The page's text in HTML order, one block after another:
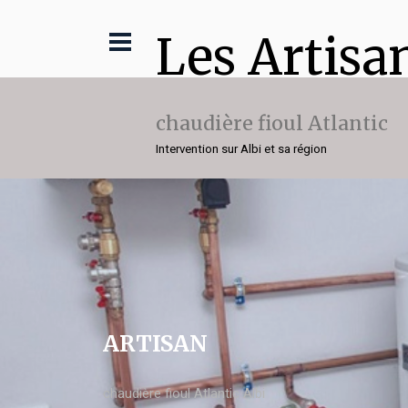
Les
chaudière fioul Atlantic
Intervention sur Albi et sa région
ARTISAN
chaudière fioul Atlantic Albi